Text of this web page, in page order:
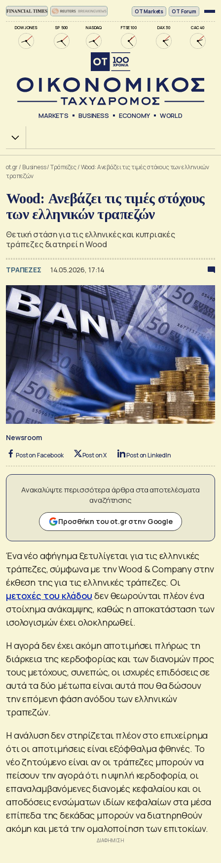
DOW JONES SP 500 NASDAQ FTSE 100 DAX 30 CAC 40
ΟΤ Markets OT Forum
MARKETS BUSINESS ECONOMY WORLD
Χ.Α.
ot.gr/ Business/Τράπεζες/Wood: Ανεβάζει τις τιμές στόχους των ελληνικών
τραπεζών
Wood: Ανεβάζει τις τιμές στόχους
των ελληνικών τραπεζών
Θετική στάση για τις ελληνικές και κυπριακές
τράπεζες διατηρεί η Wood
ΤΡΑΠΕΖΕΣ 14.05.2026, 17:14
Newsroom
Post on Facebook Post on X Post on LinkedIn
Ανακαλύψτε περισσότερα άρθρα στα αποτελέσματα
αναζήτησης
Προσθήκη του ot.gr στην Google
Ένα νέο αφήγημα ξετυλίγεται για τις ελληνικές
τράπεζες, σύμφωνα με την Wood & Company στην
έκθεση της για τις ελληνικές τράπεζες. Οι
μετοχές του κλάδου δεν θεωρούνται πλέον ένα
στοίχημα ανάκαμψης, καθώς η αποκατάσταση των
ισολογισμών έχει ολοκληρωθεί.
Η αγορά δεν έχει ακόμη αποτιμήσει πλήρως τη
διάρκεια της κερδοφορίας και των διανομών προς
τους μετόχους, συνεπώς, οι ισχυρές επιδόσεις σε
αυτά τα δύο μέτωπα είναι αυτά που θα δώσουν
την επόμενη φάση ανόδου των ελληνικών
τραπεζών.
Η ανάλυση δεν στηρίζεται πλέον στο επιχείρημα
ότι οι αποτιμήσεις είναι εξόφθαλμα φθηνές. Το
νέο ζητούμενο είναι αν οι τράπεζες μπορούν να
πείσουν την αγορά ότι η υψηλή κερδοφορία, οι
επαναλαμβανόμενες διανομές κεφαλαίου και οι
αποδόσεις ενσώματων ιδίων κεφαλαίων στα μέσα
επίπεδα της δεκάδας μπορούν να διατηρηθούν
ακόμη και μετά την ομαλοποίηση των επιτοκίων.